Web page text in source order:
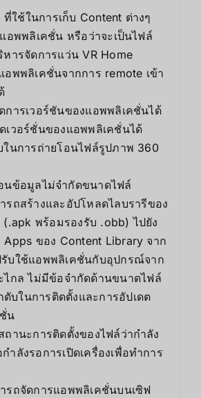
ใช้ในการเก็บ Content ต่างๆ
อพพลิเคชั่น หรือว่าจะเป็นไฟล์
ารจัดการแว่น VR Home
อพพลิเคชั่นจากการ remote เข้า
การเวอร์ชันของแอพพลิเคชั่นได้
เวอร์ชั่นของแอพพลิเคชั่นได้
ในการถ่ายโอนไฟล์รูปภาพ 360
นข้อมูลไม่จำกัดขนาดไฟล์
รถสร้างและอัปโหลดไลบรารีของ
(.apk พร้อมรองรับ .obb) ไปยัง
Apps ของ Content Library จาก
บใช้แอพพลิเคชั่นกับอุปกรณ์จาก
ไกล ไม่มีข้อจำกัดด้านขนาดไฟล์
บในการติดตั้งและการอัปเดต
น
ถานะการติดตั้งของไฟล์ว่ากำลัง
ำลังรอการเปิดเครื่องเพื่อทำการ
รถจัดการแอพพลิเคชั่นบนเซิฟ